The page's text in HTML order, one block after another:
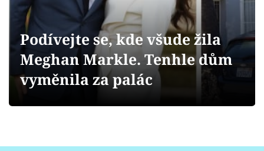
Přihlášení
Sledujte nás
Podívejte se, kde všude žila
Meghan Markle. Tenhle dům
vyměnila za palác